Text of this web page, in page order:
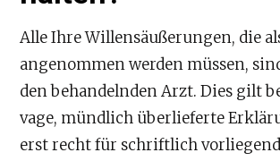
Alle Ihre Willensäußerungen, die
angenommen werden müssen,
den behandelnden Arzt. Dies gilt
vage, mündlich überlieferte
erst recht für schriftlich